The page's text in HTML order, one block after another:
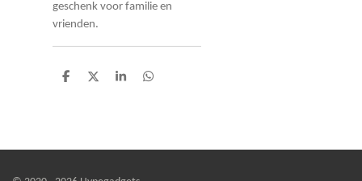
geschenk voor familie en
vrienden.
D
D
S
D